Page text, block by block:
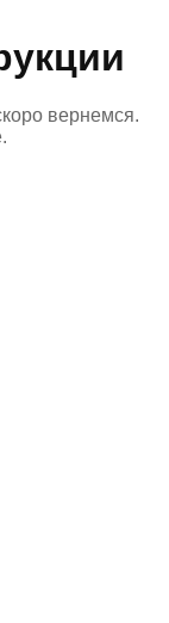
вернемся.